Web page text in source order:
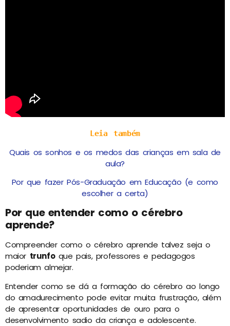
Leia também
Quais os sonhos e os medos das crianças em sala de
aula?
Por que fazer Pós-Graduação em Educação (e como
escolher a certa)
Por que entender como o cérebro
aprende?
Compreender como o cérebro aprende talvez seja o
maior trunfoque pais, professores e pedagogos
poderiam almejar.
Entender como se dá a formação do cérebro ao longo
do amadurecimento pode evitar muita frustração, além
de apresentar oportunidades de ouro para o
desenvolvimento sadio da criança e adolescente.